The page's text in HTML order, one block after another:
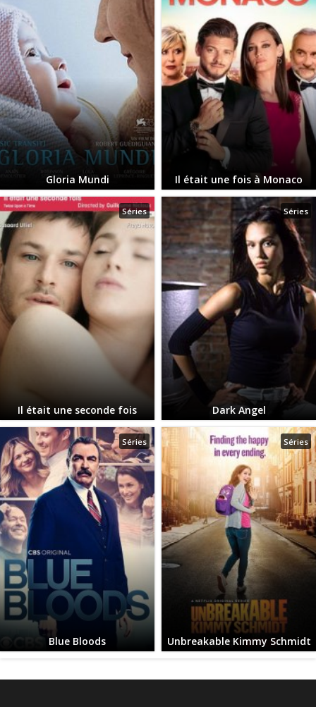
Gloria Mundi Il était une fois à Monaco
Séries
Il était une seconde fois
Séries
Dark Angel
Séries
Blue Bloods
Séries
Unbreakable Kimmy Schmidt